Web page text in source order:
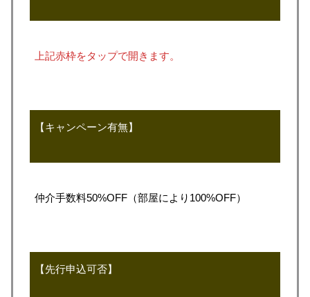
上記赤枠をタップで開きます。
【キャンペーン有無】
仲介手数料50%OFF（部屋により100%OFF）
【先行申込可否】